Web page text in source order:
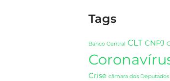
Tags
Banco Central CLT CNPJ
Crise câmara dos Deputados